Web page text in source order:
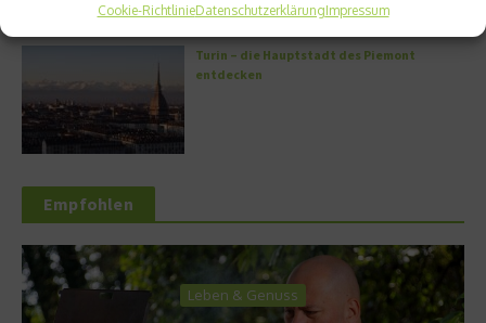
Cookie-RichtlinieDatenschutzerklärungImpressum
Turin – die Hauptstadt des Piemont
entdecken
Empfohlen
Leben & Genuss